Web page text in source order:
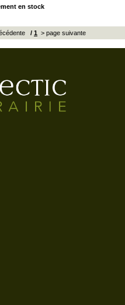
en stock
/ 1 > page suivante